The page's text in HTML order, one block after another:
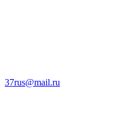
37rus@mail.ru